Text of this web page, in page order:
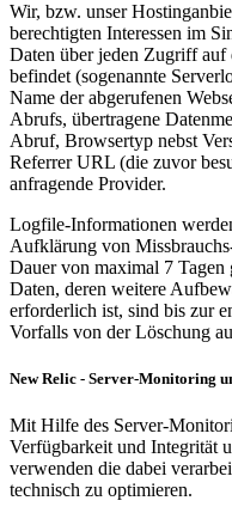
Wir, bzw. unser
berechtigten Interessen im
Daten über jeden Zugriff auf
befindet (sogenannte
Name der abgerufenen
Abrufs, übertragene
Abruf, Browsertyp nebst
Referrer URL (die zuvor
anfragende Provider.
Logfile-Informationen
Aufklärung von
Dauer von maximal 7 Tagen
Daten, deren weitere
erforderlich ist, sind bis zur
Vorfalls von der Löschung
New Relic - Server-Monitoring
Mit Hilfe des Server-
Verfügbarkeit und Integrität
verwenden die dabei
technisch zu optimieren.